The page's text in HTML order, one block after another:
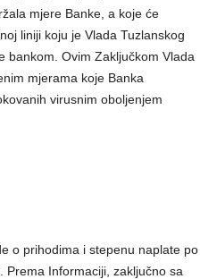
mjere Banke, a koje će
liniji koju je Vlada Tuzlanskog
bankom. Ovim Zaključkom Vlada
mjerama koje Banka
virusnim oboljenjem
o prihodima i stepenu naplate po
Prema Informaciji, zaključno sa